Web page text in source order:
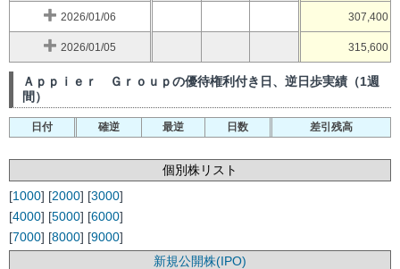
2026/01/06 307,400
2026/01/05 315,600
Ａｐｐｉｅｒ Ｇｒｏｕｐの優待権利付き日、逆日歩実績（1週
間）
日付 確逆 最逆 日数 差引残高
個別株リスト
[1000] [2000] [3000]
[4000] [5000] [6000]
[7000] [8000] [9000]
新規公開株(IPO)